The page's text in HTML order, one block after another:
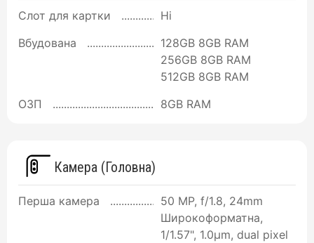
Слот для картки
Ні
Вбудована
128GB 8GB RAM
256GB 8GB RAM
512GB 8GB RAM
ОЗП
8GB RAM
Камера (Головна)
Перша камера
50 MP, f/1.8, 24mm
Широкоформатна,
1/1.57", 1.0µm, dual pixel